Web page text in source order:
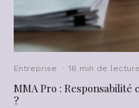
Entreprise · 16 min de lecture
MMA Pro :
?